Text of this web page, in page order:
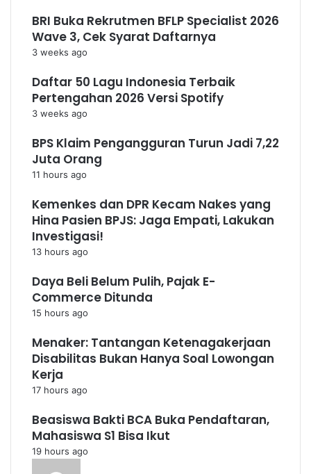
BRI Buka Rekrutmen BFLP Specialist 2026
Wave 3, Cek Syarat Daftarnya
3 weeks ago
Daftar 50 Lagu Indonesia Terbaik
Pertengahan 2026 Versi Spotify
3 weeks ago
BPS Klaim Pengangguran Turun Jadi 7,22
Juta Orang
11 hours ago
Kemenkes dan DPR Kecam Nakes yang
Hina Pasien BPJS: Jaga Empati, Lakukan
Investigasi!
13 hours ago
Daya Beli Belum Pulih, Pajak E-
Commerce Ditunda
15 hours ago
Menaker: Tantangan Ketenagakerjaan
Disabilitas Bukan Hanya Soal Lowongan
Kerja
17 hours ago
Beasiswa Bakti BCA Buka Pendaftaran,
Mahasiswa S1 Bisa Ikut
19 hours ago